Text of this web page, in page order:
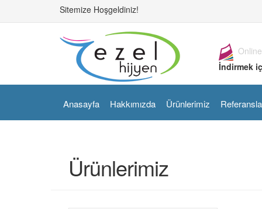
Sitemize Hoşgeldiniz!
İndirmek
Anasayfa Hakkımızda Ürünlerimiz
Ürünlerimiz